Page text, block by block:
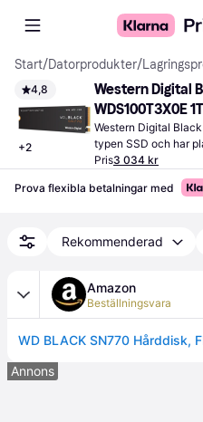
Start/Datorprodukter/
4,8
+2
Western Digital
WDS100T3X0E
Western Digital
typen SSD och har
SSD:n är M.2.
Pris3 034 kr
Prova flexibla betalningar med
Rekommenderad
Amazon
Beställningsvara
WD BLACK SN770 Hårddisk,
Annons